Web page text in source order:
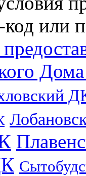
код или